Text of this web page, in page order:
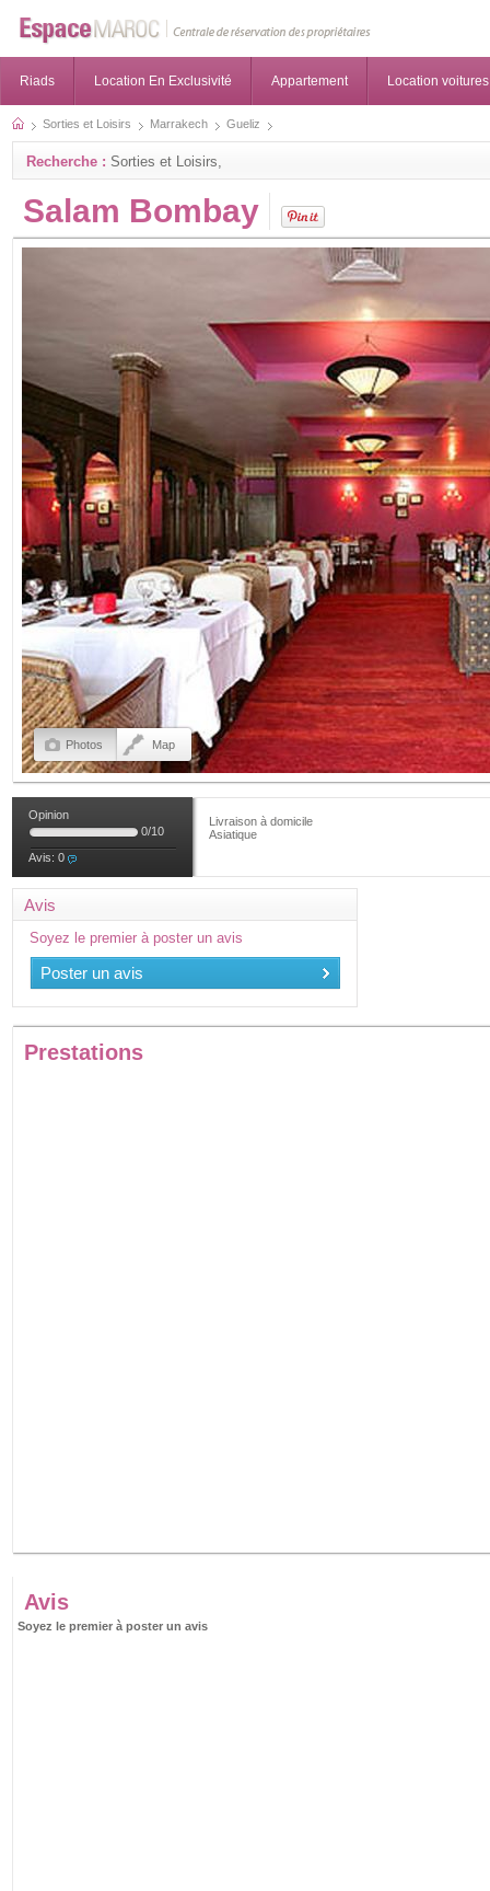
Riads Location En Exclusivité Appartement Location voitures
Sorties et Loisirs Marrakech Gueliz
Recherche : Sorties et Loisirs,
Salam Bombay
Photos Map
Opinion
0/10
Avis: 0
Livraison à domicile
Asiatique
Avis
Soyez le premier à poster un avis
Poster un avis
Prestations
Avis
Soyez le premier à poster un avis